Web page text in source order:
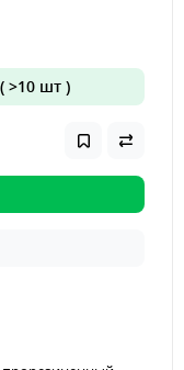
>10 шт )